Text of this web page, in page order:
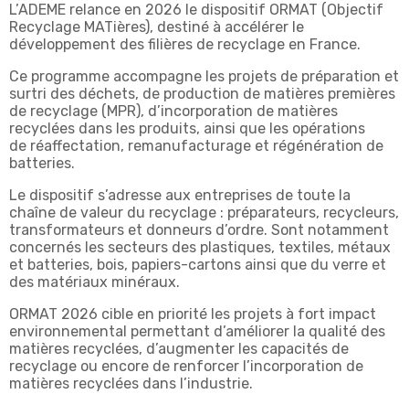
L’ADEME relance en 2026 le dispositif ORMAT (Objectif
Recyclage MATières), destiné à accélérer le
développement des filières de recyclage en France.
Ce programme accompagne les projets de préparation et
surtri des déchets, de production de matières premières
de recyclage (MPR), d’incorporation de matières
recyclées dans les produits, ainsi que les opérations
de réaffectation, remanufacturage et régénération de
batteries.
Le dispositif s’adresse aux entreprises de toute la
chaîne de valeur du recyclage : préparateurs, recycleurs,
transformateurs et donneurs d’ordre. Sont notamment
concernés les secteurs des plastiques, textiles, métaux
et batteries, bois, papiers-cartons ainsi que du verre et
des matériaux minéraux.
ORMAT 2026 cible en priorité les projets à fort impact
environnemental permettant d’améliorer la qualité des
matières recyclées, d’augmenter les capacités de
recyclage ou encore de renforcer l’incorporation de
matières recyclées dans l’industrie.